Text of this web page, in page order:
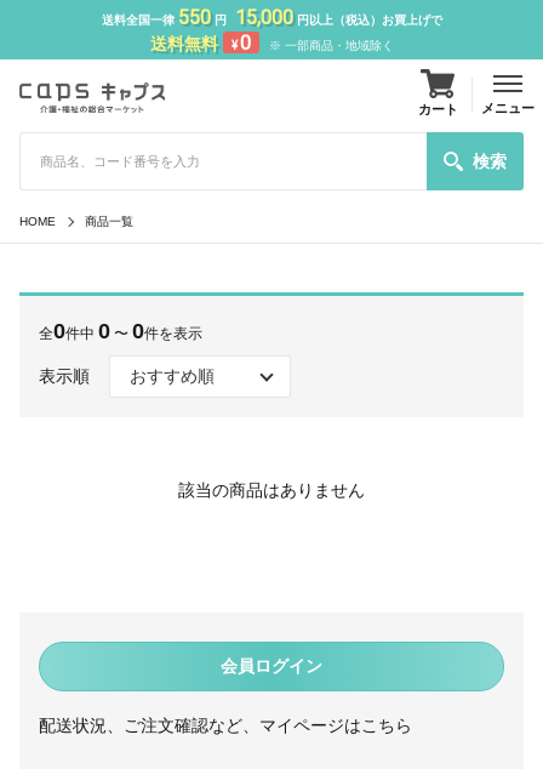
送料全国一律 550円 15,000円以上（税込）お買上げで
送料無料 ¥0 ※ 一部商品・地域除く
検索
カート メニュー
HOME 商品一覧
会員ログイン
配送状況、ご注文確認など、マイページはこちら
全0件中 0 〜 0件を表示
表示順
該当の商品はありません